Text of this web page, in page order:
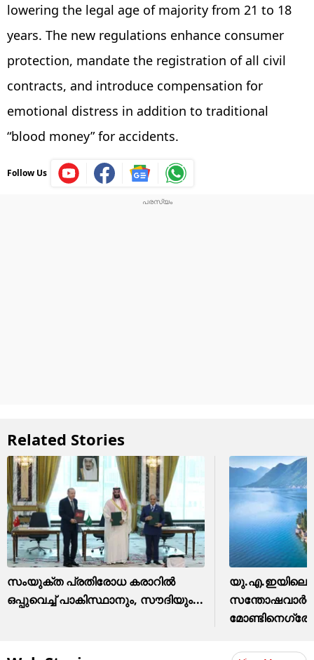
lowering the legal age of majority from 21 to 18
years. The new regulations enhance consumer
protection, mandate the registration of all civil
contracts, and introduce compensation for
emotional distress in addition to traditional
“blood money” for accidents.
Follow Us
Related Stories
സംയുക്ത പ്രതിരോധ കരാറിൽ
ഒപ്പുവെച്ച് പാകിസ്ഥാനും, സൗദിയും...
യു.എ.ഇയിലെ